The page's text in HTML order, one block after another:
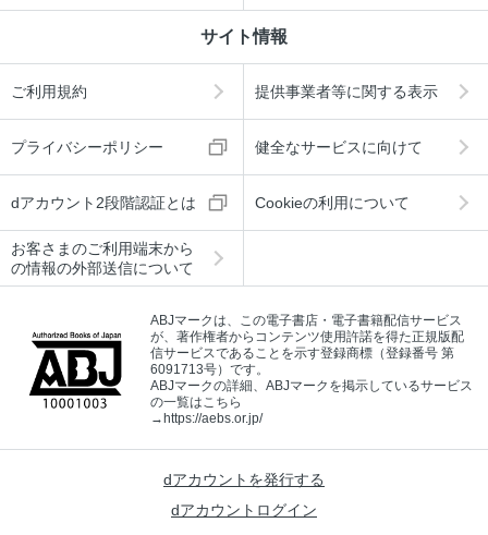
サイト情報
ご利用規約 提供事業者等に関する表示
プライバシーポリシー 健全なサービスに向けて
dアカウント2段階認証とは Cookieの利用について
お客さまのご利用端末から
の情報の外部送信について
ABJマークは、この電子書店・電子書籍配信サービス
が、著作権者からコンテンツ使用許諾を得た正規版配
信サービスであることを示す登録商標（登録番号 第
6091713号）です。
ABJマークの詳細、ABJマークを掲示しているサービス
の一覧はこちら
→ https://aebs.or.jp/
dアカウントを発行する
dアカウントログイン